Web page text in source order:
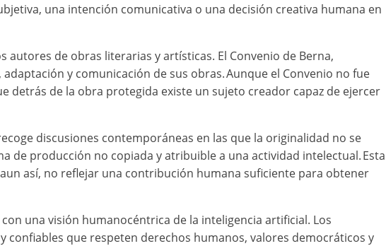
una intención comunicativa o una decisión creativa humana en
de obras literarias y artísticas. El Convenio de Berna,
y comunicación de sus obras. Aunque el Convenio no fue
de la obra protegida existe un sujeto creador capaz de ejercer
discusiones contemporáneas en las que la originalidad no se
de producción no copiada y atribuible a una actividad intelectual. Esta
así, no reflejar una contribución humana suficiente para obtener
una visión humanocéntrica de la inteligencia artificial. Los
confiables que respeten derechos humanos, valores democráticos y